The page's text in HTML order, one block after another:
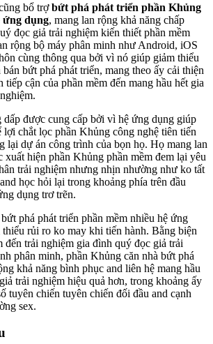
bổ trợbứt phá phát triển phần Khủng
ứng dụng, mang lan rộng khả năng chấp
đọc giả trải nghiệm kiến thiết phần mềm
rộng bộ máy phân minh như Android, iOS
cùng thông qua bởi vì nó giúp giảm thiểu
bứt phá phát triển, mang theo ấy cải thiện
tiếp cận của phần mềm đến mang hầu hết gia
dấp được cung cấp bởi vì hệ ứng dụng giúp
lợi chắt lọc phần Khủng công nghệ tiên tiến
lại dự án công trình của bọn họ. Họ mang lan
xuất hiện phần Khủng phần mềm đem lại yêu
trải nghiệm nhưng nhịn nhường như ko tất
học hỏi lại trong khoảng phía trên đầu
dụng trơ trẽn.
phá phát triển phần mềm nhiều hệ ứng
rủi ro ko may khi tiến hành. Bằng biện
đến trải nghiệm gia đình quý đọc giả trải
phân minh, phần Khủng căn nhà bứt phá
khả năng bình phục and liên hệ mang hầu
trải nghiệm hiệu quả hơn, trong khoảng ấy
tuyên chiến tuyên chiến đối đầu and cạnh
sex.